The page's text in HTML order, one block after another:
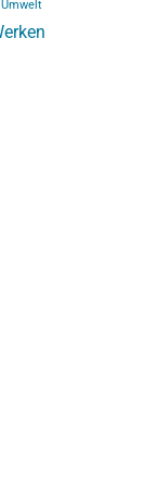
Umwelt